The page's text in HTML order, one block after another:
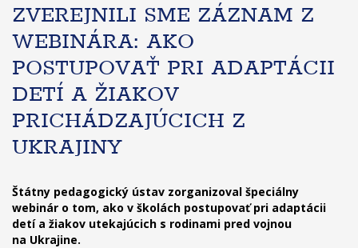
ZVEREJNILI SME ZÁZNAM Z
WEBINÁRA: AKO
POSTUPOVAŤ PRI ADAPTÁCII
DETÍ A ŽIAKOV
PRICHÁDZAJÚCICH Z
UKRAJINY
Štátny pedagogický ústav zorganizoval špeciálny
webinár o tom, ako v školách postupovať pri adaptácii
detí a žiakov utekajúcich s rodinami pred vojnou
na Ukrajine.